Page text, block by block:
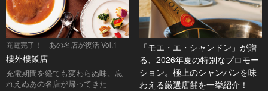
充電完了！ あの名店が復活 Vol.1
樓外樓飯店
充電期間を経ても変わらぬ味。忘
れえぬあの名店が帰ってきた
「モエ・エ・シャンドン」が贈
る、2026年夏の特別なプロモー
ション。極上のシャンパンを味
わえる厳選店舗を一挙紹介！